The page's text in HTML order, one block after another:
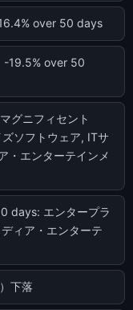
over 50 days
-19.5% over 50
グニフィセント
ソフトウェア, ITサ
・エンターテインメ
days: エンタープラ
ィア・エンターテ
下落